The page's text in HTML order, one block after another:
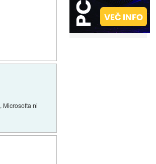
. Microsofta ni